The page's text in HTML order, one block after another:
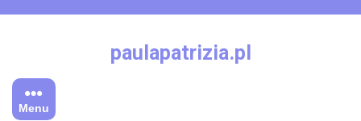
paulapatrizia.pl
Menu